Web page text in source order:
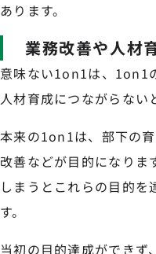
あります。
業務改善や人材
意味ない1on1は、1on1
人材育成につながらない
本来の1on1は、部下の
改善などが目的になり
しまうとこれらの目的を
す。
当初の目的達成ができ